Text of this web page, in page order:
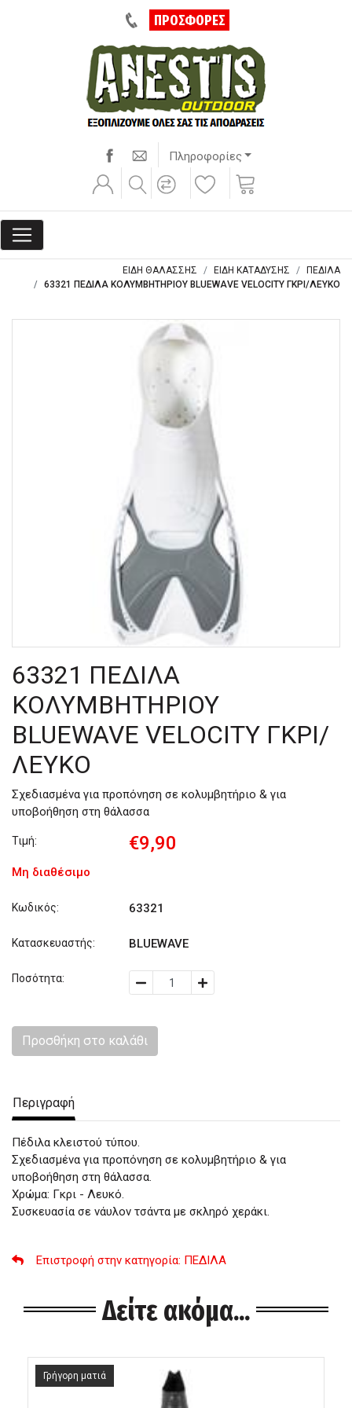
ΠΡΟΣΦΟΡΕΣ
Πληροφορίες
ΕΙΔΗ ΘΑΛΑΣΣΗΣ ΕΙΔΗ ΚΑΤΑΔΥΣΗΣ
ΠΕΔΙΛΑ
63321 ΠΕΔΙΛΑ ΚΟΛΥΜΒΗΤΗΡΙΟΥ BLUEWAVE VELOCITY ΓΚΡΙ/ΛΕΥΚΟ
63321 ΠΕΔΙΛΑ
ΚΟΛΥΜΒΗΤΗΡΙΟΥ
BLUEWAVE VELOCITY ΓΚΡΙ/
ΛΕΥΚΟ
Σχεδιασμένα για προπόνηση σε κολυμβητήριο & για
υποβοήθηση στη θάλασσα
Τιμή: €9,90
Μη διαθέσιμο
Κωδικός: 63321
Κατασκευαστής: BLUEWAVE
Ποσότητα:
Προσθήκη στο καλάθι
Περιγραφή
Πέδιλα κλειστού τύπου.
Σχεδιασμένα για προπόνηση σε κολυμβητήριο & για
υποβοήθηση στη θάλασσα.
Χρώμα: Γκρι - Λευκό.
Συσκευασία σε νάυλον τσάντα με σκληρό χεράκι.
Επιστροφή στην κατηγορία: ΠΕΔΙΛΑ
Δείτε ακόμα...
Γρήγορη ματιά